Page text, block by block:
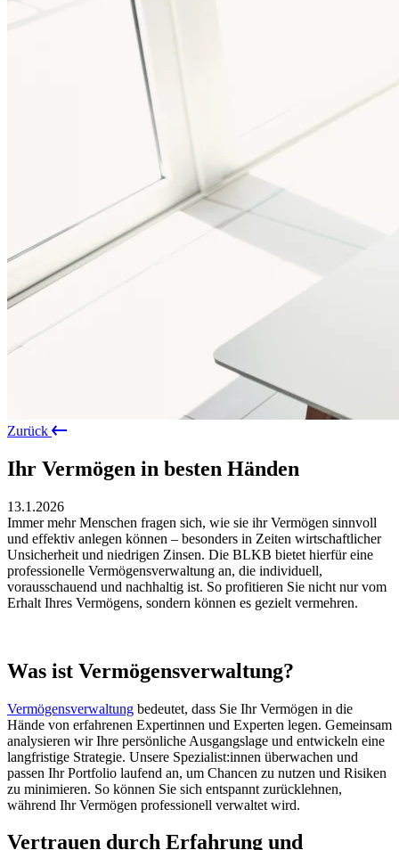
Zurück
Ihr Vermögen in besten Händen
13.1.2026
Immer mehr Menschen fragen sich, wie sie ihr Vermögen sinnvoll
und effektiv anlegen können – besonders in Zeiten wirtschaftlicher
Unsicherheit und niedrigen Zinsen. Die BLKB bietet hierfür eine
professionelle Vermögensverwaltung an, die individuell,
vorausschauend und nachhaltig ist. So profitieren Sie nicht nur vom
Erhalt Ihres Vermögens, sondern können es gezielt vermehren.
Was ist Vermögensverwaltung?
Vermögensverwaltung bedeutet, dass Sie Ihr Vermögen in die
Hände von erfahrenen Expertinnen und Experten legen. Gemeinsam
analysieren wir Ihre persönliche Ausgangslage und entwickeln eine
langfristige Strategie. Unsere Spezialist:innen überwachen und
passen Ihr Portfolio laufend an, um Chancen zu nutzen und Risiken
zu minimieren. So können Sie sich entspannt zurücklehnen,
während Ihr Vermögen professionell verwaltet wird.
Vertrauen durch Erfahrung und